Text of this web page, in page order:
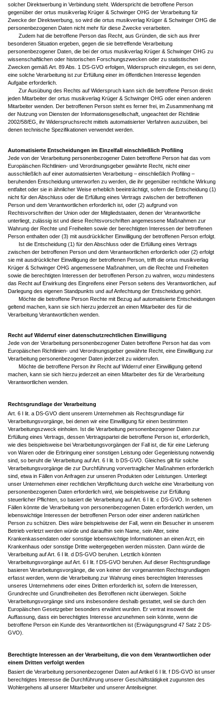
solcher Direktwerbung in Verbindung steht. Widerspricht die betroffene Person
gegenüber der ortus musikverlag Krüger & Schwinger OHG der Verarbeitung für
Zwecke der Direktwerbung, so wird die ortus musikverlag Krüger & Schwinger OHG die
personenbezogenen Daten nicht mehr für diese Zwecke verarbeiten.
Zudem hat die betroffene Person das Recht, aus Gründen, die sich aus ihrer
besonderen Situation ergeben, gegen die sie betreffende Verarbeitung
personenbezogener Daten, die bei der ortus musikverlag Krüger & Schwinger OHG zu
wissenschaftlichen oder historischen Forschungszwecken oder zu statistischen
Zwecken gemäß Art. 89 Abs. 1 DS-GVO erfolgen, Widerspruch einzulegen, es sei denn,
eine solche Verarbeitung ist zur Erfüllung einer im öffentlichen Interesse liegenden
Aufgabe erforderlich.
Zur Ausübung des Rechts auf Widerspruch kann sich die betroffene Person direkt
jeden Mitarbeiter der ortus musikverlag Krüger & Schwinger OHG oder einen anderen
Mitarbeiter wenden. Der betroffenen Person steht es ferner frei, im Zusammenhang mit
der Nutzung von Diensten der Informationsgesellschaft, ungeachtet der Richtlinie
2002/58/EG, ihr Widerspruchsrecht mittels automatisierter Verfahren auszuüben, bei
denen technische Spezifikationen verwendet werden.
Automatisierte Entscheidungen im Einzelfall einschließlich Profiling
Jede von der Verarbeitung personenbezogener Daten betroffene Person hat das vom
Europäischen Richtlinien- und Verordnungsgeber gewährte Recht, nicht einer
ausschließlich auf einer automatisierten Verarbeitung – einschließlich Profiling –
beruhenden Entscheidung unterworfen zu werden, die ihr gegenüber rechtliche Wirkung
entfaltet oder sie in ähnlicher Weise erheblich beeinträchtigt, sofern die Entscheidung (1)
nicht für den Abschluss oder die Erfüllung eines Vertrags zwischen der betroffenen
Person und dem Verantwortlichen erforderlich ist, oder (2) aufgrund von
Rechtsvorschriften der Union oder der Mitgliedstaaten, denen der Verantwortliche
unterliegt, zulässig ist und diese Rechtsvorschriften angemessene Maßnahmen zur
Wahrung der Rechte und Freiheiten sowie der berechtigten Interessen der betroffenen
Person enthalten oder (3) mit ausdrücklicher Einwilligung der betroffenen Person erfolgt.
Ist die Entscheidung (1) für den Abschluss oder die Erfüllung eines Vertrags
zwischen der betroffenen Person und dem Verantwortlichen erforderlich oder (2) erfolgt
sie mit ausdrücklicher Einwilligung der betroffenen Person, trifft die ortus musikverlag
Krüger & Schwinger OHG angemessene Maßnahmen, um die Rechte und Freiheiten
sowie die berechtigten Interessen der betroffenen Person zu wahren, wozu mindestens
das Recht auf Erwirkung des Eingreifens einer Person seitens des Verantwortlichen, auf
Darlegung des eigenen Standpunkts und auf Anfechtung der Entscheidung gehört.
Möchte die betroffene Person Rechte mit Bezug auf automatisierte Entscheidungen
geltend machen, kann sie sich hierzu jederzeit an einen Mitarbeiter des für die
Verarbeitung Verantwortlichen wenden.
Recht auf Widerruf einer datenschutzrechtlichen Einwilligung
Jede von der Verarbeitung personenbezogener Daten betroffene Person hat das vom
Europäischen Richtlinien- und Verordnungsgeber gewährte Recht, eine Einwilligung zur
Verarbeitung personenbezogener Daten jederzeit zu widerrufen.
Möchte die betroffene Person ihr Recht auf Widerruf einer Einwilligung geltend
machen, kann sie sich hierzu jederzeit an einen Mitarbeiter des für die Verarbeitung
Verantwortlichen wenden.
Rechtsgrundlage der Verarbeitung
Art. 6 I lit. a DS-GVO dient unserem Unternehmen als Rechtsgrundlage für
Verarbeitungsvorgänge, bei denen wir eine Einwilligung für einen bestimmten
Verarbeitungszweck einholen. Ist die Verarbeitung personenbezogener Daten zur
Erfüllung eines Vertrags, dessen Vertragspartei die betroffene Person ist, erforderlich,
wie dies beispielsweise bei Verarbeitungsvorgängen der Fall ist, die für eine Lieferung
von Waren oder die Erbringung einer sonstigen Leistung oder Gegenleistung notwendig
sind, so beruht die Verarbeitung auf Art. 6 I lit. b DS-GVO. Gleiches gilt für solche
Verarbeitungsvorgänge die zur Durchführung vorvertraglicher Maßnahmen erforderlich
sind, etwa in Fällen von Anfragen zur unseren Produkten oder Leistungen. Unterliegt
unser Unternehmen einer rechtlichen Verpflichtung durch welche eine Verarbeitung von
personenbezogenen Daten erforderlich wird, wie beispielsweise zur Erfüllung
steuerlicher Pflichten, so basiert die Verarbeitung auf Art. 6 I lit. c DS-GVO. In seltenen
Fällen könnte die Verarbeitung von personenbezogenen Daten erforderlich werden, um
lebenswichtige Interessen der betroffenen Person oder einer anderen natürlichen
Person zu schützen. Dies wäre beispielsweise der Fall, wenn ein Besucher in unserem
Betrieb verletzt werden würde und daraufhin sein Name, sein Alter, seine
Krankenkassendaten oder sonstige lebenswichtige Informationen an einen Arzt, ein
Krankenhaus oder sonstige Dritte weitergegeben werden müssten. Dann würde die
Verarbeitung auf Art. 6 I lit. d DS-GVO beruhen. Letztlich könnten
Verarbeitungsvorgänge auf Art. 6 I lit. f DS-GVO beruhen. Auf dieser Rechtsgrundlage
basieren Verarbeitungsvorgänge, die von keiner der vorgenannten Rechtsgrundlagen
erfasst werden, wenn die Verarbeitung zur Wahrung eines berechtigten Interesses
unseres Unternehmens oder eines Dritten erforderlich ist, sofern die Interessen,
Grundrechte und Grundfreiheiten des Betroffenen nicht überwiegen. Solche
Verarbeitungsvorgänge sind uns insbesondere deshalb gestattet, weil sie durch den
Europäischen Gesetzgeber besonders erwähnt wurden. Er vertrat insoweit die
Auffassung, dass ein berechtigtes Interesse anzunehmen sein könnte, wenn die
betroffene Person ein Kunde des Verantwortlichen ist (Erwägungsgrund 47 Satz 2 DS-
GVO).
Berechtigte Interessen an der Verarbeitung, die von dem Verantwortlichen oder
einem Dritten verfolgt werden
Basiert die Verarbeitung personenbezogener Daten auf Artikel 6 I lit. f DS-GVO ist unser
berechtigtes Interesse die Durchführung unserer Geschäftstätigkeit zugunsten des
Wohlergehens all unserer Mitarbeiter und unserer Anteilseigner.